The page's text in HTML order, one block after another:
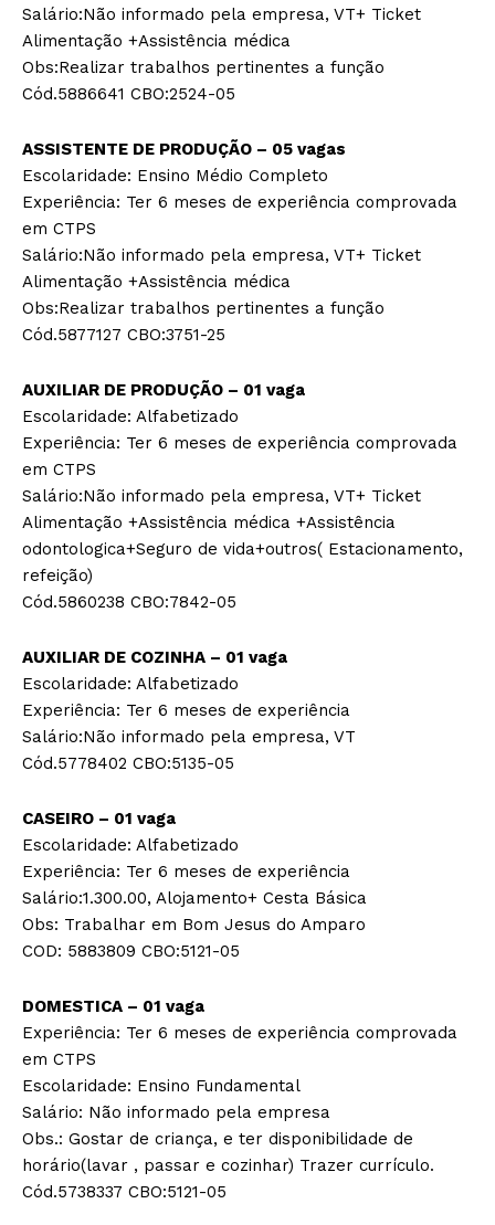
Salário:Não informado pela empresa, VT+ Ticket
Alimentação +Assistência médica
­Obs:Realizar trabalhos pertinentes a função
Cód.5886641 CBO:2524-05
ASSISTENTE DE PRODUÇÃO – 05 vagas
Escolaridade: Ensino Médio Completo
Experiência: Ter 6 meses de experiência comprovada
em CTPS
Salário:Não informado pela empresa, VT+ Ticket
Alimentação +Assistência médica
­Obs:Realizar trabalhos pertinentes a função
Cód.5877127 CBO:3751-25
AUXILIAR DE PRODUÇÃO – 01 vaga
Escolaridade: Alfabetizado
Experiência: Ter 6 meses de experiência comprovada
em CTPS
Salário:Não informado pela empresa, VT+ Ticket
Alimentação +Assistência médica +Assistência
odontologica+Seguro de vida+outros( Estacionamento,
refeição)
Cód.5860238 CBO:7842-05
AUXILIAR DE COZINHA – 01 vaga
Escolaridade: Alfabetizado
Experiência: Ter 6 meses de experiência
Salário:Não informado pela empresa, VT
Cód.5778402 CBO:5135-05
CASEIRO – 01 vaga
Escolaridade: Alfabetizado
Experiência: Ter 6 meses de experiência
Salário:1.300.00, Alojamento+ Cesta Básica
Obs: Trabalhar em Bom Jesus do Amparo
COD: 5883809 CBO:5121-05
DOMESTICA – 01 vaga
Experiência: Ter 6 meses de experiência comprovada
em CTPS
Escolaridade: Ensino Fundamental
Salário: Não informado pela empresa
Obs.: Gostar de criança, e ter disponibilidade de
horário(lavar , passar e cozinhar) Trazer currículo.
Cód.5738337 CBO:5121-05